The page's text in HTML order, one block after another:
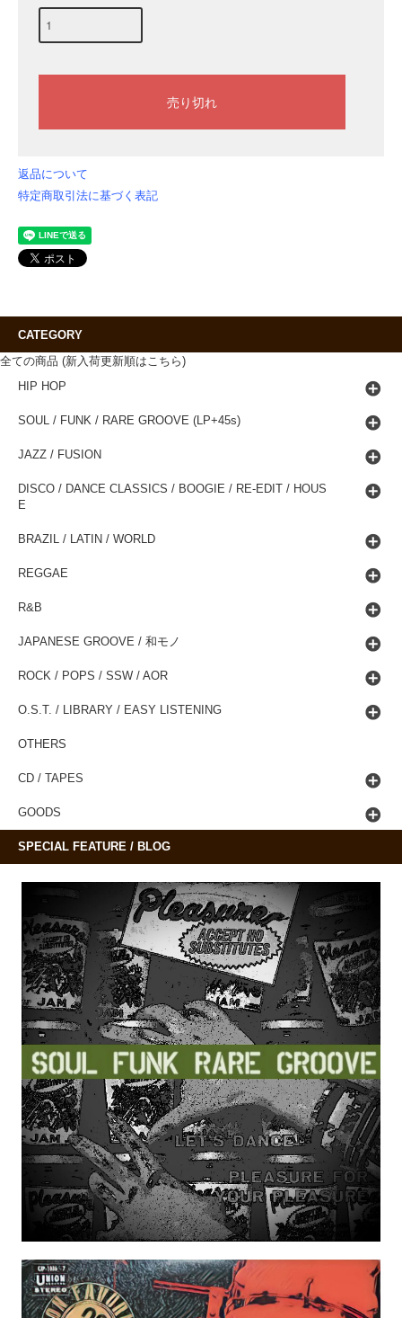
返品について
特定商取引法に基づく表記
CATEGORY
全ての商品 (新入荷更新順はこちら)
HIP HOP
SOUL / FUNK / RARE GROOVE (LP+45s)
JAZZ / FUSION
DISCO / DANCE CLASSICS / BOOGIE / RE-EDIT / HOUS
E
BRAZIL / LATIN / WORLD
REGGAE
R&B
JAPANESE GROOVE / 和モノ
ROCK / POPS / SSW / AOR
O.S.T. / LIBRARY / EASY LISTENING
OTHERS
CD / TAPES
GOODS
SPECIAL FEATURE / BLOG